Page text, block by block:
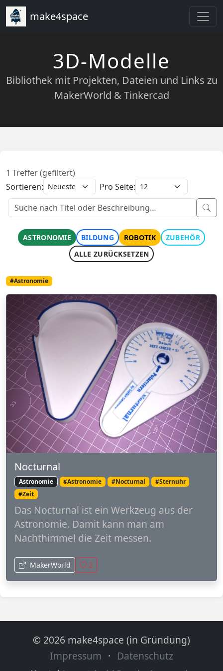
make4space
3D-Modelle
Bibliothek mit Projekten, Dateien und Links zu
MakerWorld & Tinkercad
1 Treffer (gefiltert)
Sortieren:
Pro Seite:
ASTRONOMIE BILDUNG ROBOTIK
ZUBEHÖR
ALLE ZURÜCKSETZEN
#Astronomie
Nocturnal
Astronomie #Astronomie #Nocturnal
#Sternuhr
#Zeit
Das Nocturnal ist ein Werkzeug aus der
Astronomie. Damit kann man am
Nachthimmel die Zeit messen.
MakerWorld 2
© 2026 make4space (in Gründung)
Impressum · Datenschutz